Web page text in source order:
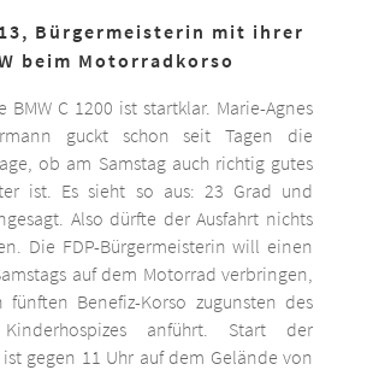
Bürgermeisterin mit ihrer
beim Motorradkorso
BMW C 1200 ist startklar. Marie-Agnes
guckt schon seit Tagen die
ob am Samstag auch richtig gutes
ist. Es sieht so aus: 23 Grad und
Also dürfte der Ausfahrt nichts
Die FDP-Bürgermeisterin will einen
auf dem Motorrad verbringen,
Benefiz-Korso zugunsten des
anführt. Start der
gegen 11 Uhr auf dem Gelände von